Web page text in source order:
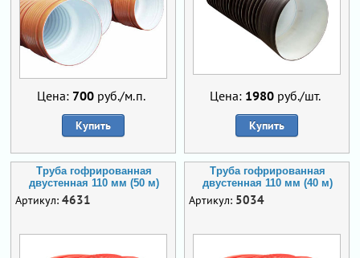
Цена: 700 руб./м.п.
Купить
Цена: 1980руб./шт.
Купить
Труба гофрированная
двустенная 110 мм (50 м)
Артикул: 4631
Труба гофрированная
двустенная 110 мм (40 м)
Артикул: 5034